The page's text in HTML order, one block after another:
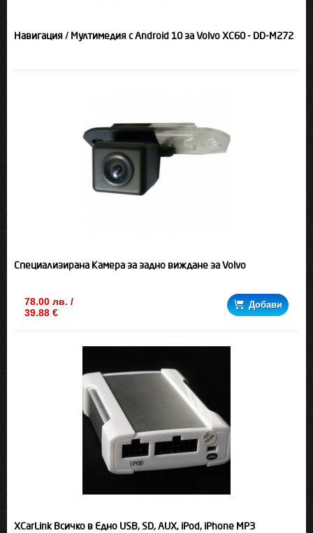
Навигация / Мултимедия с Android 10 за Volvo XC60 - DD-M272
Специализирана Камера за задно виждане за Volvo
78.00 лв. /
39.88 €
Добави
XCarLink Всичко в Едно USB, SD, AUX, iPod, iPhone MP3